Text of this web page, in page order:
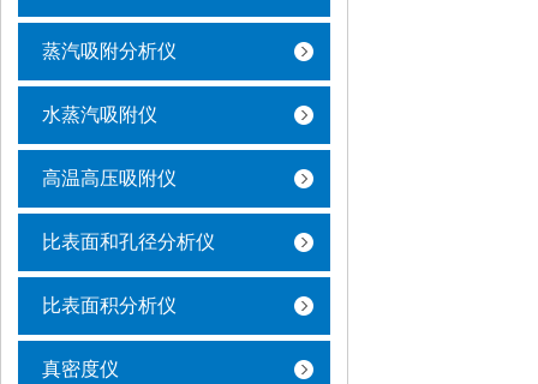
蒸汽吸附分析仪
水蒸汽吸附仪
高温高压吸附仪
比表面和孔径分析仪
比表面积分析仪
真密度仪